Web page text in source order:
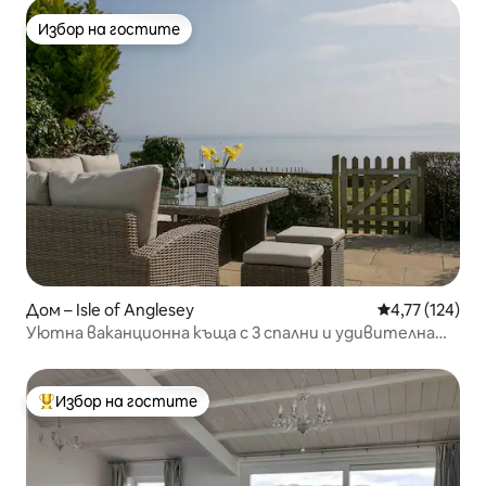
Избор на гостите
Избор на гостите
Дом – Isle of Anglesey Средна
4,77 (124)
Уютна ваканционна къща с 3 спални и удивителна
Най-популярен избор на гостите
Избор на гостите